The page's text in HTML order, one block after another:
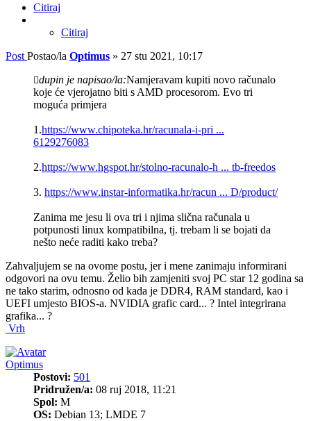
Citiraj
Citiraj
Post Postao/la Optimus » 27 stu 2021, 10:17
dupin je napisao/la:Namjeravam kupiti novo računalo
koje će vjerojatno biti s AMD procesorom. Evo tri
moguća primjera
1.https://www.chipoteka.hr/racunala-i-pri ...
6129276083
2.https://www.hgspot.hr/stolno-racunalo-h ... tb-freedos
3. https://www.instar-informatika.hr/racun ... D/product/
Zanima me jesu li ova tri i njima slična računala u
potpunosti linux kompatibilna, tj. trebam li se bojati da
nešto neće raditi kako treba?
Zahvaljujem se na ovome postu, jer i mene zanimaju informirani
odgovori na ovu temu. Želio bih zamjeniti svoj PC star 12 godina sa
ne tako starim, odnosno od kada je DDR4, RAM standard, kao i
UEFI umjesto BIOS-a. NVIDIA grafic card... ? Intel integrirana
grafika... ?
Vrh
Optimus
Postovi: 501
Pridružen/a: 08 ruj 2018, 11:21
Spol: M
OS: Debian 13; LMDE 7